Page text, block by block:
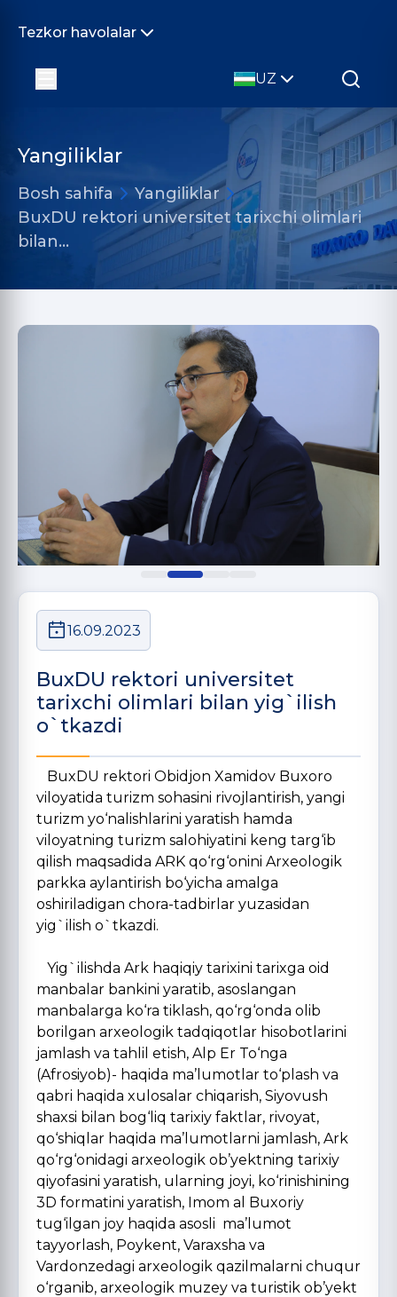
Tezkor havolalar
UZ
Yangiliklar
Bosh sahifa
Yangiliklar
BuxDU rektori universitet tarixchi olimlari
bilan…
16.09.2023
BuxDU rektori universitet
tarixchi olimlari bilan yig`ilish
o`tkazdi
BuxDU rektori Obidjon Xamidov Buxoro
viloyatida turizm sohasini rivojlantirish, yangi
turizm yo‘nalishlarini yaratish hamda
viloyatning turizm salohiyatini keng targ‘ib
qilish maqsadida ARK qo‘rg‘onini Arxeologik
parkka aylantirish bo‘yicha amalga
oshiriladigan chora-tadbirlar yuzasidan
yig`ilish o`tkazdi.
Yig`ilishda Ark haqiqiy tarixini tarixga oid
manbalar bankini yaratib, asoslangan
manbalarga ko‘ra tiklash, qo‘rg‘onda olib
borilgan arxeologik tadqiqotlar hisobotlarini
jamlash va tahlil etish, Alp Er To‘nga
(Afrosiyob)- haqida ma’lumotlar to‘plash va
qabri haqida xulosalar chiqarish, Siyovush
shaxsi bilan bog‘liq tarixiy faktlar, rivoyat,
qo‘shiqlar haqida ma’lumotlarni jamlash, Ark
qo‘rg‘onidagi arxeologik ob’yektning tarixiy
qiyofasini yaratish, ularning joyi, ko‘rinishining
3D formatini yaratish, Imom al Buxoriy
tug‘ilgan joy haqida asosli ma’lumot
tayyorlash, Poykent, Varaxsha va
Vardonzedagi arxeologik qazilmalarni chuqur
o‘rganib, arxeologik muzey va turistik ob’yekt